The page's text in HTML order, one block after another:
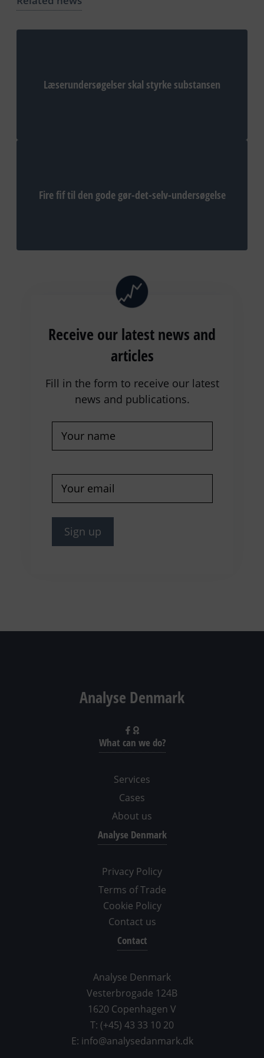
Læserundersøgelser skal styrke substansen
Fire fif til den gode gør-det-selv-undersøgelse
Receive our latest news and
articles
Fill in the form to receive our latest
news and publications.
mail (Required)
Analyse Denmark
What can we do?
Services
Cases
About us
Analyse Denmark
Privacy Policy
Terms of Trade
Cookie Policy
Contact us
Contact
Analyse Denmark
Vesterbrogade 124B
1620 Copenhagen V
T: (+45) 43 33 10 20
E: info@analysedanmark.dk